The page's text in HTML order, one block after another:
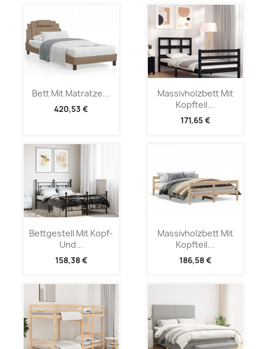
Bett Mit Matratze...
420,53 €
Massivholzbett Mit
Kopfteil...
171,65 €
Bettgestell Mit Kopf-
Und...
158,38 €
Massivholzbett Mit
Kopfteil...
186,58 €